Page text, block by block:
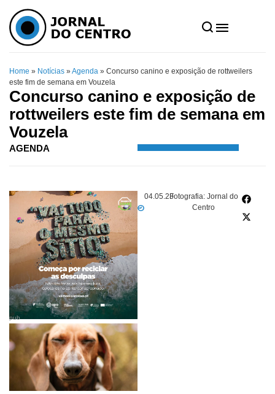
Home » Notícias »Agenda » Concurso canino e exposição de rottweilers
este fim de semana em Vouzela
Concurso canino e exposição de
rottweilers este fim de semana em
Vouzela
AGENDA
04.05.23Fotografia: Jornal do
Centro
pub